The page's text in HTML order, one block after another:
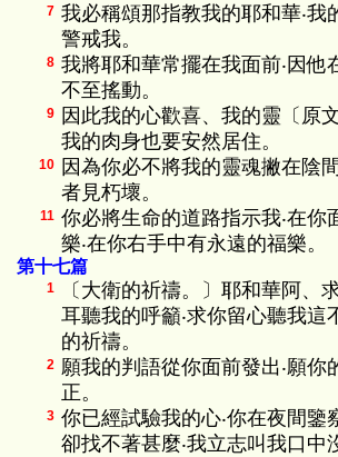
7 我必稱頌那指教我的耶和華‧我
警戒我。
8 我將耶和華常擺在我面前‧因他
不至搖動。
9
因此我的心歡喜、我的靈〔原
我的肉身也要安然居住。
10
因為你必不將我的靈魂撇在陰
者見朽壞。
11 你必將生命的道路指示我‧在你
樂‧在你右手中有永遠的福樂。
第十七篇
1
〔大衛的祈禱。〕耶和華阿、
耳聽我的呼籲‧求你留心聽我這
的祈禱。
2 願我的判語從你面前發出‧願你
正。
3 你已經試驗我的心‧你在夜間鑒
卻找不著甚麼‧我立志叫我口中